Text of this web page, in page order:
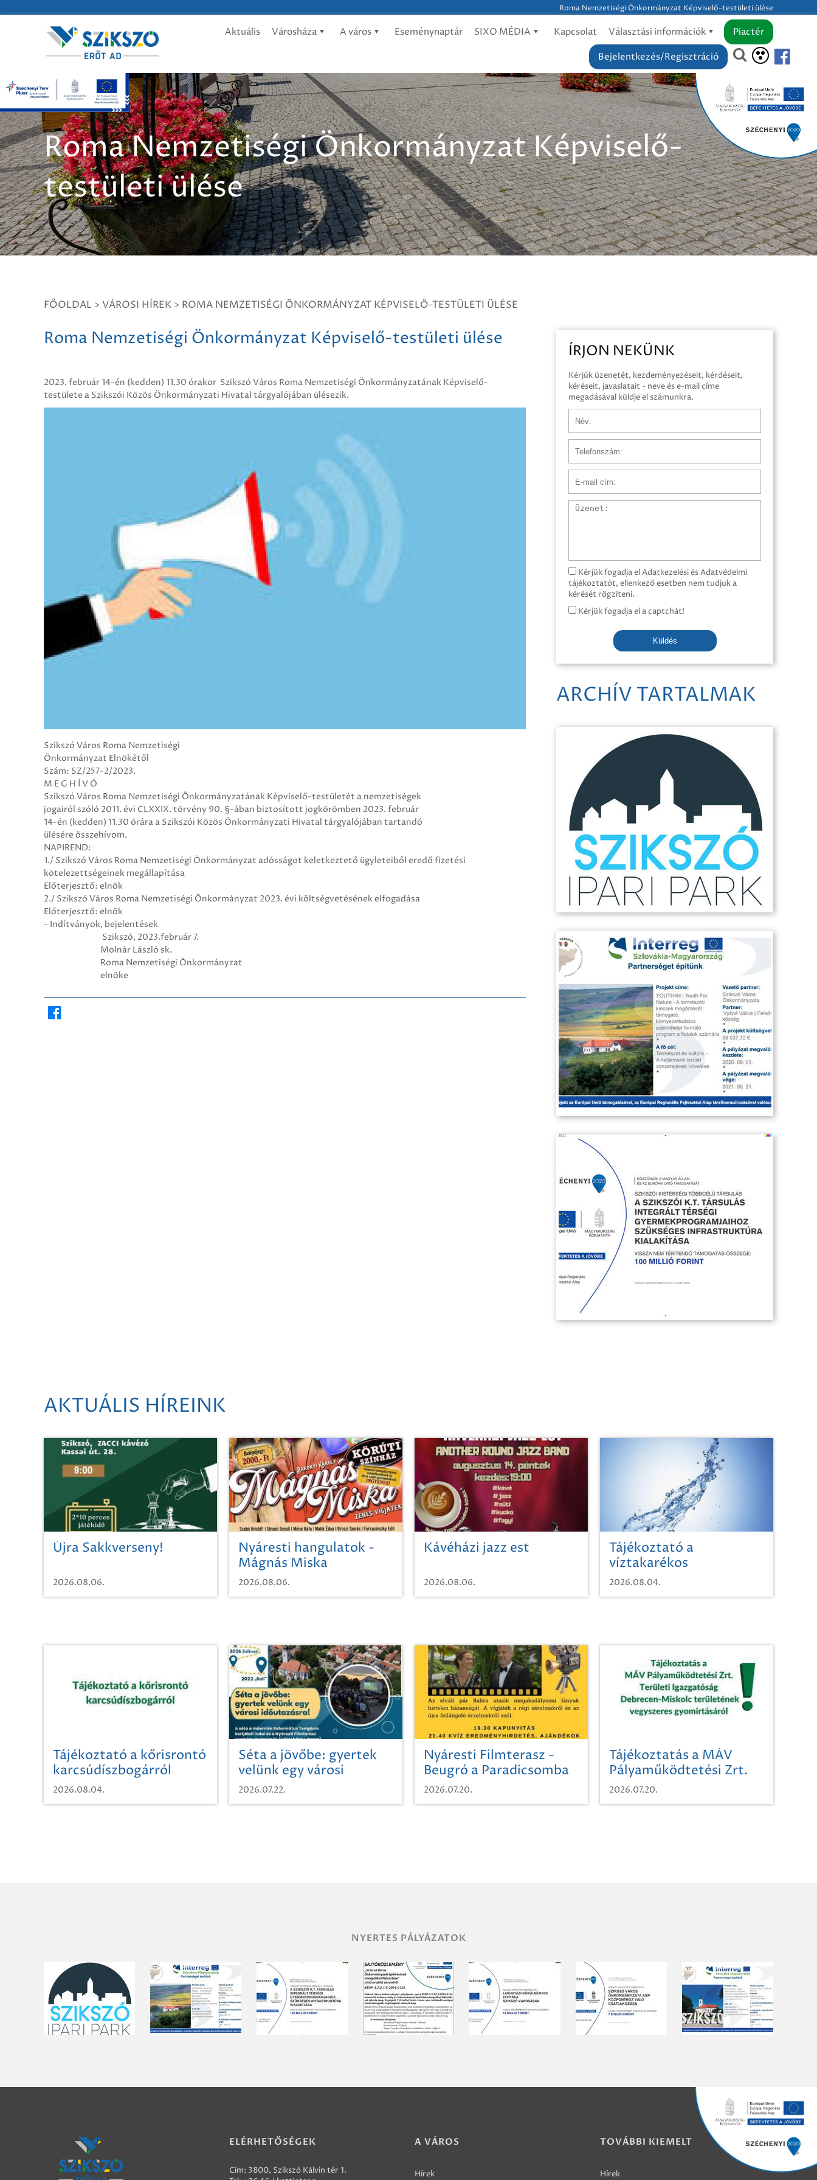
Roma Nemzetiségi Önkormányzat Képviselő-testületi ülése
Aktuális Városháza A város Eseménynaptár SIXO MÉDIA Kapcsolat Választási információk
Piactér
Bejelentkezés/Regisztráció
Roma Nemzetiségi Önkormányzat Képviselő-
testületi ülése
FŐOLDAL > VÁROSI HÍREK > ROMA NEMZETISÉGI ÖNKORMÁNYZAT KÉPVISELŐ-TESTÜLETI ÜLÉSE
Roma Nemzetiségi Önkormányzat Képviselő-testületi ülése
2023. február 14-én (kedden) 11.30 órakor Szikszó Város Roma Nemzetiségi Önkormányzatának Képviselő-
testülete a Szikszói Közös Önkormányzati Hivatal tárgyalójában ülésezik.
Szikszó Város Roma Nemzetiségi
Önkormányzat Elnökétől
Szám: SZ/257-2/2023.
M E G H Í V Ó
Szikszó Város Roma Nemzetiségi Önkormányzatának Képviselő-testületét a nemzetiségek
jogairól szóló 2011. évi CLXXIX. törvény 90. §-ában biztosított jogkörömben 2023. február
14-én (kedden) 11.30 órára a Szikszói Közös Önkormányzati Hivatal tárgyalójában tartandó
ülésére összehívom.
NAPIREND:
1./ Szikszó Város Roma Nemzetiségi Önkormányzat adósságot keletkeztető ügyleteiből eredő fizetési
kötelezettségeinek megállapítása
Előterjesztő: elnök
2./ Szikszó Város Roma Nemzetiségi Önkormányzat 2023. évi költségvetésének elfogadása
Előterjesztő: elnök
- Indítványok, bejelentések
Szikszó, 2023.február 7.
Molnár László sk.
Roma Nemzetiségi Önkormányzat
elnöke
ÍRJON NEKÜNK
Kérjük üzenetét, kezdeményezéseit, kérdéseit,
kéréseit, javaslatait - neve és e-mail címe
megadásával küldje el számunkra.
Üzenet
Kérjük fogadja el Adatkezelési és Adatvédelmi
tájékoztatót, ellenkező esetben nem tudjuk a
kérését rögzíteni.
Kérjük fogadja el a captchát!
Küldés
ARCHÍV TARTALMAK
AKTUÁLIS HÍREINK
Újra Sakkverseny!
2026.08.06.
Nyáresti hangulatok -
Mágnás Miska
2026.08.06.
Kávéházi jazz est
2026.08.06.
Tájékoztató a
víztakarékos
vízhasználatról
2026.08.04.
Tájékoztató a kőrisrontó
karcsúdíszbogárról
2026.08.04.
Séta a jövőbe: gyertek
velünk egy városi
időutazásra!
2026.07.22.
Nyáresti Filmterasz -
Beugró a Paradicsomba
2026.07.20.
Tájékoztatás a MÁV
Pályaműködtetési Zrt.
Területi Igazgatóság
Debrecen-Miskolc
2026.07.20.
NYERTES PÁLYÁZATOK
ELÉRHETŐSÉGEK
Cím: 3800, Szikszó Kálvin tér 1.
A VÁROS
Hírek
TOVÁBBI KIEMELT
Hírek